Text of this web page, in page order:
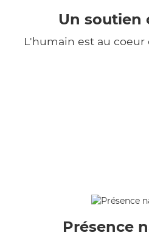
Un soutien
L'humain est au
Présence